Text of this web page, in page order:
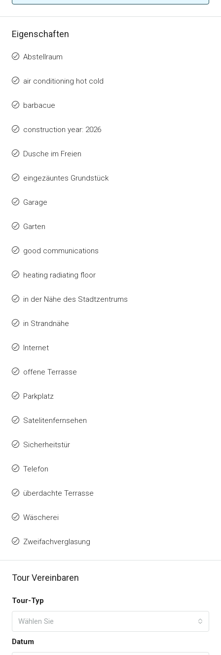
Eigenschaften
Abstellraum
air conditioning hot cold
barbacue
construction year: 2026
Dusche im Freien
eingezäuntes Grundstück
Garage
Garten
good communications
heating radiating floor
in der Nähe des Stadtzentrums
in Strandnähe
Internet
offene Terrasse
Parkplatz
Satelitenfernsehen
Sicherheitstür
Telefon
überdachte Terrasse
Wäscherei
Zweifachverglasung
Tour Vereinbaren
Tour-Typ
Wählen Sie
Datum